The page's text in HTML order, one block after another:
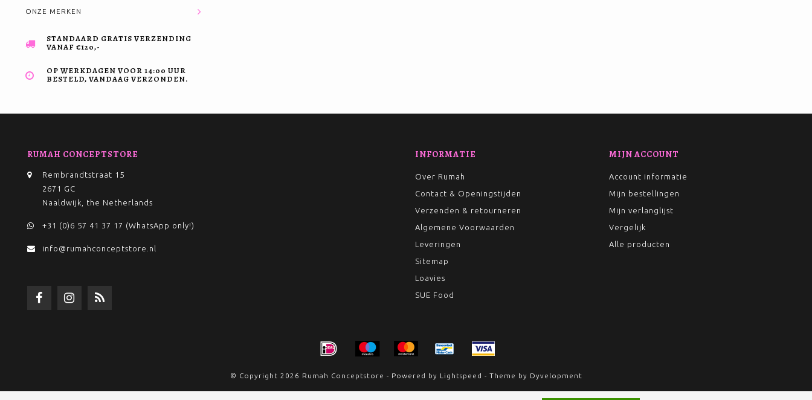
ONZE MERKEN
STANDAARD GRATIS VERZENDING
VANAF €120,-
OP WERKDAGEN VOOR 14:00 UUR
BESTELD, VANDAAG VERZONDEN.
RUMAH CONCEPTSTORE
Rembrandtstraat 15
2671 GC
Naaldwijk, the Netherlands
+31 (0)6 57 41 37 17 (WhatsApp only!)
info@rumahconceptstore.nl
INFORMATIE
Over Rumah
Contact & Openingstijden
Verzenden & retourneren
Algemene Voorwaarden
Leveringen
Sitemap
Loavies
SUE Food
MIJN ACCOUNT
Account informatie
Mijn bestellingen
Mijn verlanglijst
Vergelijk
Alle producten
© Copyright 2026 Rumah Conceptstore - Powered by Lightspeed - Theme by Dyvelopment